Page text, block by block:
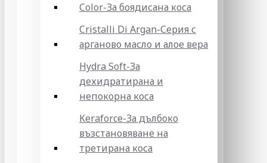
Color-За боядисана коса
Cristalli Di Argan-Серия с
арганово масло и алое вера
Hydra Soft-За
дехидратирана и
непокорна коса
Keraforce-За дълбоко
възстановяване на
третирана коса